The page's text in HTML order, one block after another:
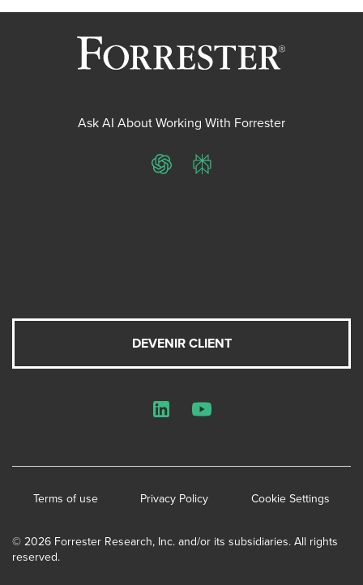
Ask AI About Working With Forrester
ChatGPTPerplexity
DEVENIR CLIENT
© 2026 Forrester Research, Inc. and/or its subsidiaries. All rights
reserved.
Terms of use Privacy Policy Cookie Settings
LinkedInYouTube